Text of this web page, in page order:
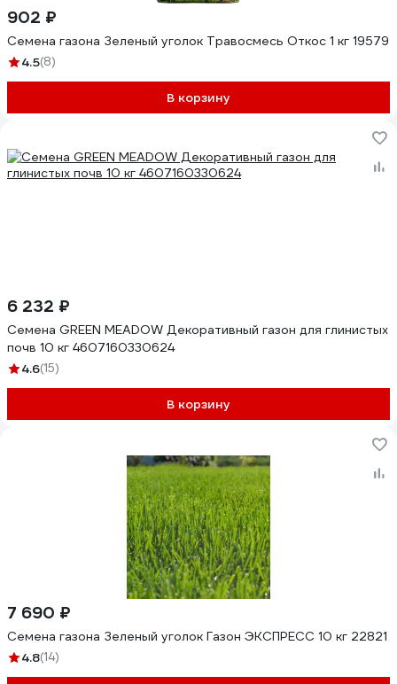
902 ₽
Семена газона Зеленый уголок Травосмесь Откос 1 кг 19579
4.5(8)
В корзину
6 232 ₽
Семена GREEN MEADOW Декоративный газон для глинистых
почв 10 кг 4607160330624
4.6(15)
В корзину
7 690 ₽
Семена газона Зеленый уголок Газон ЭКСПРЕСС 10 кг 22821
4.8(14)